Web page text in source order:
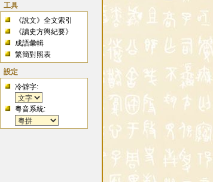
工具
《說文》全文索引
《讀史方輿紀要》
成語彙輯
繁簡對照表
設定
冷僻字:
粵音系統: